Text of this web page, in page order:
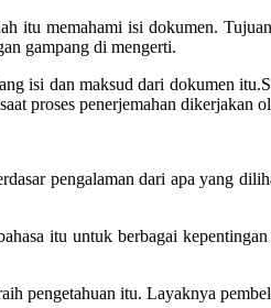
itu memahami isi dokumen.
gampang di mengerti.
isi dan maksud dari dokumen
proses penerjemahan
pengalaman dari apa yang
itu untuk berbagai
pengetahuan itu. Layaknya